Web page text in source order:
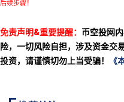
后续步骤！
免责声明&重要提醒： 币空投网
险，一切风险自担，涉及资金交
投资，请谨慎切勿上当受骗！
《